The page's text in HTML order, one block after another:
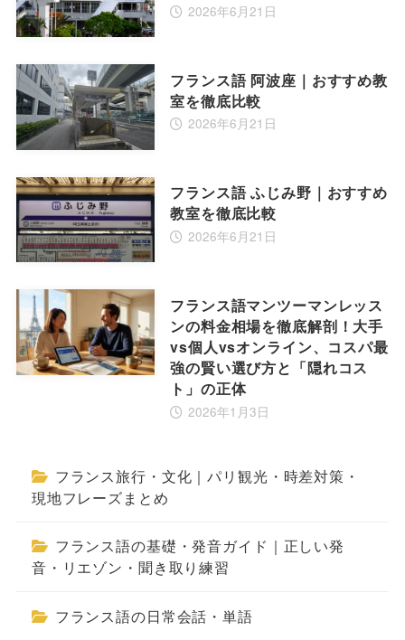
2026年6月21日
フランス語 阿波座｜おすすめ教
室を徹底比較
2026年6月21日
フランス語 ふじみ野｜おすすめ
教室を徹底比較
2026年6月21日
フランス語マンツーマンレッス
ンの料金相場を徹底解剖！大手
vs個人vsオンライン、コスパ最
強の賢い選び方と「隠れコス
ト」の正体
2026年1月3日
フランス旅行・文化｜パリ観光・時差対策・
現地フレーズまとめ
フランス語の基礎・発音ガイド｜正しい発
音・リエゾン・聞き取り練習
フランス語の日常会話・単語